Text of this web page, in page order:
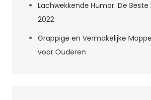
Lachwekkende Humor: De
2022
Grappige en Vermakelijke
voor Ouderen